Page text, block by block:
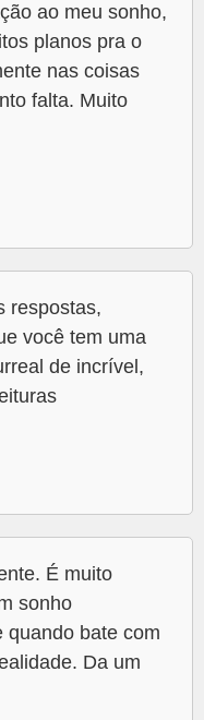
ao meu sonho,
planos pra o
nas coisas
falta. Muito
respostas,
você tem uma
de incrível,
É muito
sonho
quando bate com
Da um